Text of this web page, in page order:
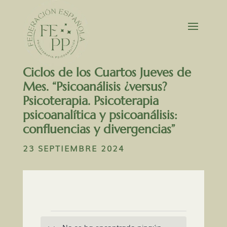
Ciclos de los Cuartos Jueves de
Mes. “Psicoanálisis ¿versus?
Psicoterapia. Psicoterapia
psicoanalítica y psicoanálisis:
confluencias y divergencias”
23 SEPTIEMBRE 2024